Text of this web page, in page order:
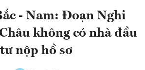
- Nam: Đoạn Nghi
không có nhà đầu
tư nộp hồ sơ